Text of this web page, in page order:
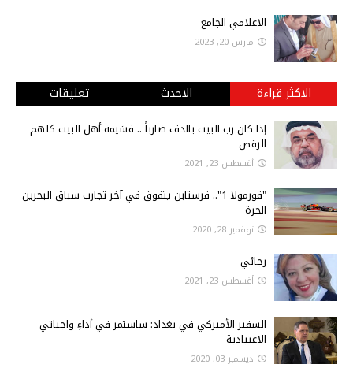
الاعلامي الجامع
مارس 20, 2023
الاكثر قراءة الاحدث تعليقات
إذا كان رب البيت بالدف ضارباً .. فشيمة أهل البيت كلهم
الرقص
أغسطس 23, 2021
"فورمولا 1".. فرستابن يتفوق في آخر تجارب سباق البحرين
الحرة
نوفمبر 28, 2020
رجائي
أغسطس 23, 2021
السفير الأميركي في بغداد: ساستمر في أداءِ واجباتي
الاعتيادية
ديسمبر 03, 2020